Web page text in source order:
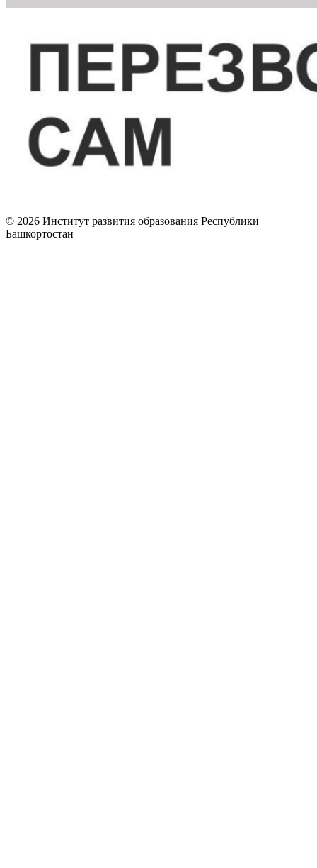
© 2026 Институт развития образования Республики
Башкортостан